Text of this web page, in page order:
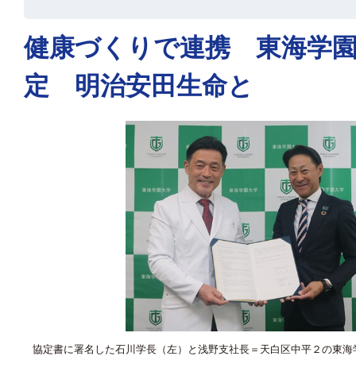
健康づくりで連携 東海学
定 明治安田生命と
協定書に署名した石川学長（左）と浅野支社長＝天白区中平２の東